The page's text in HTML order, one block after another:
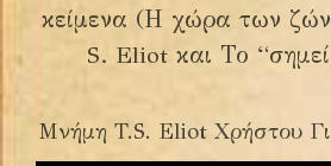
κείμενα (Η χώρα των
S. Eliot και Το
Μνήμη T.S. Eliot Χρήστου